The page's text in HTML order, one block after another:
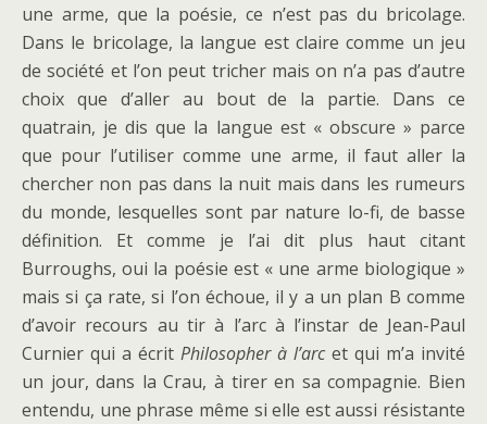
une arme, que la poésie, ce n’est pas du bricolage.
Dans le bricolage, la langue est claire comme un jeu
de société et l’on peut tricher mais on n’a pas d’autre
choix que d’aller au bout de la partie. Dans ce
quatrain, je dis que la langue est « obscure » parce
que pour l’utiliser comme une arme, il faut aller la
chercher non pas dans la nuit mais dans les rumeurs
du monde, lesquelles sont par nature lo-fi, de basse
définition. Et comme je l’ai dit plus haut citant
Burroughs, oui la poésie est « une arme biologique »
mais si ça rate, si l’on échoue, il y a un plan B comme
d’avoir recours au tir à l’arc à l’instar de Jean-Paul
Curnier qui a écrit Philosopher à l’arcet qui m’a invité
un jour, dans la Crau, à tirer en sa compagnie. Bien
entendu, une phrase même si elle est aussi résistante